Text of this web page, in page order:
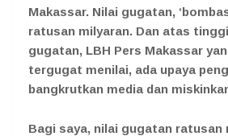
Makassar. Nilai gugatan,
ratusan milyaran. Dan atas
gugatan, LBH Pers Makassar
tergugat menilai, ada upaya
bangkrutkan media dan
Bagi saya, nilai gugatan ratusan